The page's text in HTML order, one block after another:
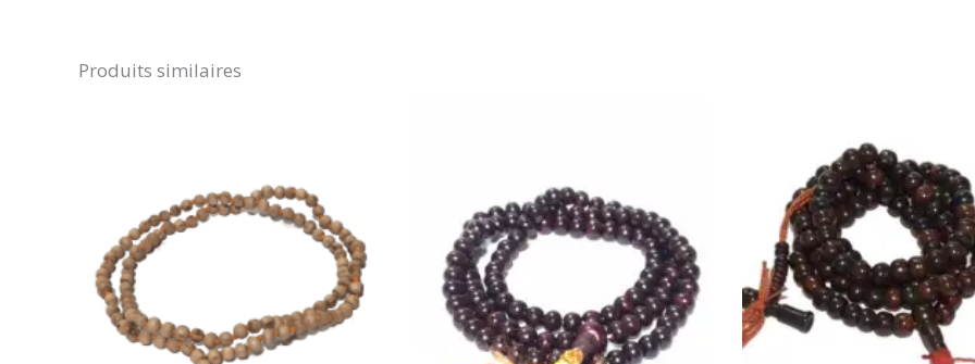
Produits similaires